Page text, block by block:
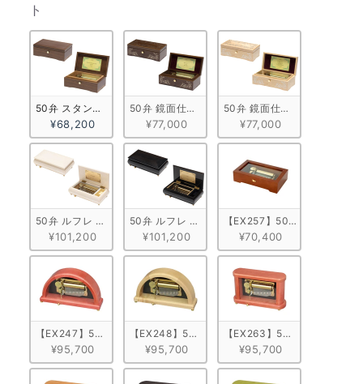
ト
50弁 スタンダード ウォールナット
¥68,200
50弁 鏡面仕上げ ウォールナット
¥77,000
50弁 鏡面仕上げ メープル
¥77,000
50弁 ルフレ ホワイト
¥101,200
50弁 ルフレ ブラック
¥101,200
【EX257】50弁 ORPHEUS
¥70,400
【EX247】50弁 ORPHEUS アーチ縦型 メープル　ワインレッド
¥95,700
【EX248】50弁 ORPHEUS アーチ縦型 メープル
¥95,700
【EX263】50弁 ORPHEUS
¥95,700